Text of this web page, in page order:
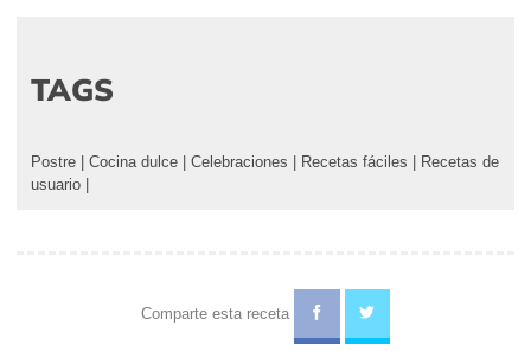
TAGS
Postre Cocina dulce Celebraciones Recetas fáciles
Recetas de
usuario
Comparte esta receta